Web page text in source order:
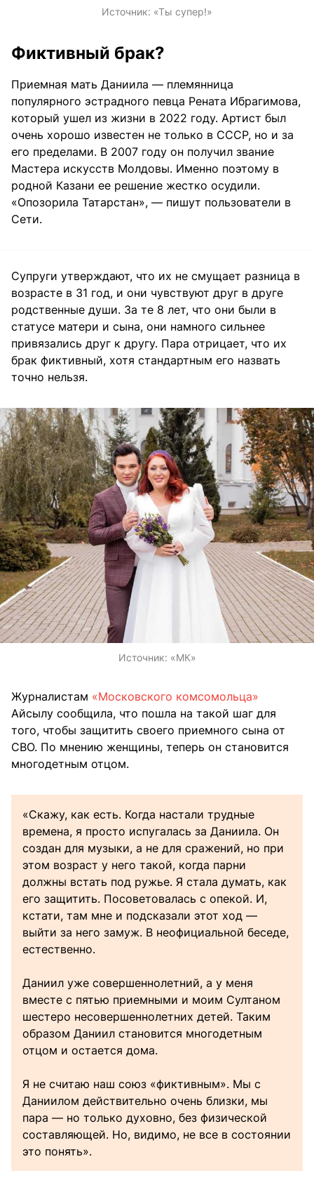
Источник: «Ты супер!»
Фиктивный брак?
Приемная мать Даниила — племянница
популярного эстрадного певца Рената Ибрагимова,
который ушел из жизни в 2022 году. Артист был
очень хорошо известен не только в СССР, но и за
его пределами. В 2007 году он получил звание
Мастера искусств Молдовы. Именно поэтому в
родной Казани ее решение жестко осудили.
«Опозорила Татарстан», — пишут пользователи в
Сети.
Супруги утверждают, что их не смущает разница в
возрасте в 31 год, и они чувствуют друг в друге
родственные души. За те 8 лет, что они были в
статусе матери и сына, они намного сильнее
привязались друг к другу. Пара отрицает, что их
брак фиктивный, хотя стандартным его назвать
точно нельзя.
Источник: «МК»
Журналистам «Московского комсомольца»
Айсылу сообщила, что пошла на такой шаг для
того, чтобы защитить своего приемного сына от
СВО. По мнению женщины, теперь он становится
многодетным отцом.
«Скажу, как есть. Когда настали трудные
времена, я просто испугалась за Даниила. Он
создан для музыки, а не для сражений, но при
этом возраст у него такой, когда парни
должны встать под ружье. Я стала думать, как
его защитить. Посоветовалась с опекой. И,
кстати, там мне и подсказали этот ход —
выйти за него замуж. В неофициальной беседе,
естественно.
Даниил уже совершеннолетний, а у меня
вместе с пятью приемными и моим Султаном
шестеро несовершеннолетних детей. Таким
образом Даниил становится многодетным
отцом и остается дома.
Я не считаю наш союз «фиктивным». Мы с
Даниилом действительно очень близки, мы
пара — но только духовно, без физической
составляющей. Но, видимо, не все в состоянии
это понять».